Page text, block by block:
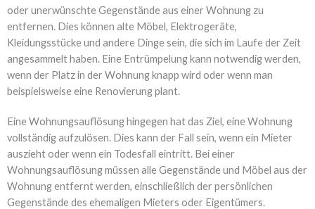
oder unerwünschte Gegenstände aus einer Wohnung zu
entfernen. Dies können alte Möbel, Elektrogeräte,
Kleidungsstücke und andere Dinge sein, die sich im Laufe der Zeit
angesammelt haben. Eine Entrümpelung kann notwendig werden,
wenn der Platz in der Wohnung knapp wird oder wenn man
beispielsweise eine Renovierung plant.
Eine Wohnungsauflösung hingegen hat das Ziel, eine Wohnung
vollständig aufzulösen. Dies kann der Fall sein, wenn ein Mieter
auszieht oder wenn ein Todesfall eintritt. Bei einer
Wohnungsauflösung müssen alle Gegenstände und Möbel aus der
Wohnung entfernt werden, einschließlich der persönlichen
Gegenstände des ehemaligen Mieters oder Eigentümers.